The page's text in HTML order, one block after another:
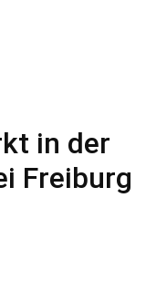
in der
Freiburg